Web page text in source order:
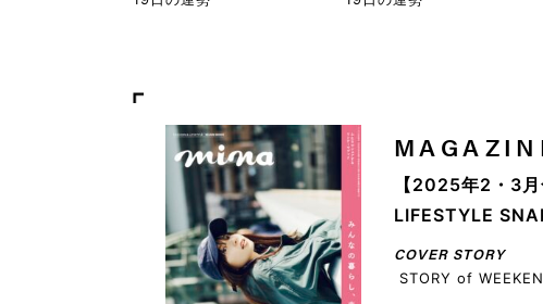
【2025年2・3
LIFESTYLE
COVER STORY
STORY of